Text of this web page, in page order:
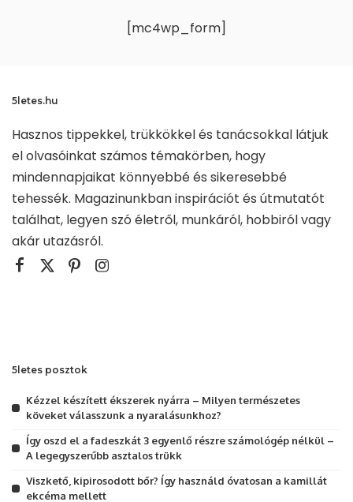
[mc4wp_form]
5letes.hu
Hasznos tippekkel, trükkökkel és tanácsokkal látjuk
el olvasóinkat számos témakörben, hogy
mindennapjaikat könnyebbé és sikeresebbé
tehessék. Magazinunkban inspirációt és útmutatót
találhat, legyen szó életről, munkáról, hobbiról vagy
akár utazásról.
5letes posztok
Kézzel készített ékszerek nyárra – Milyen természetes
köveket válasszunk a nyaralásunkhoz?
Így oszd el a fadeszkát 3 egyenlő részre számológép nélkül –
A legegyszerűbb asztalos trükk
Viszkető, kipirosodott bőr? Így használd óvatosan a kamillát
ekcéma mellett